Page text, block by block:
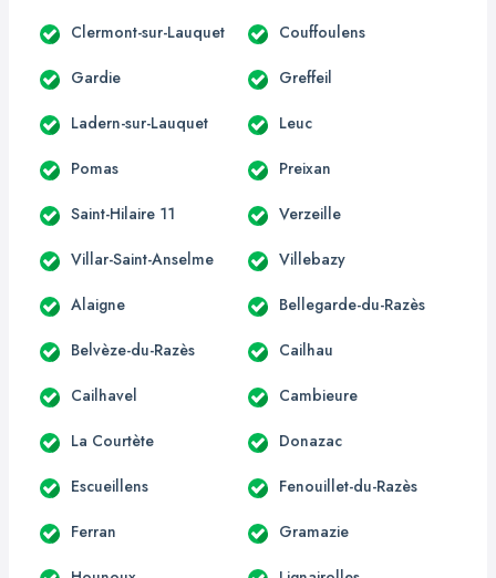
Clermont-sur-Lauquet Couffoulens
Gardie Greffeil
Ladern-sur-Lauquet Leuc
Pomas Preixan
Saint-Hilaire 11 Verzeille
Villar-Saint-Anselme Villebazy
Alaigne Bellegarde-du-Razès
Belvèze-du-Razès Cailhau
Cailhavel Cambieure
La Courtète Donazac
Escueillens Fenouillet-du-Razès
Ferran Gramazie